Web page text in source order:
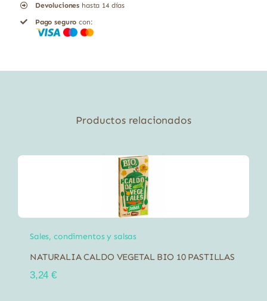
Devoluciones hasta 14 días
Pago seguro con:
Productos relacionados
Sales, condimentos y salsas
NATURALIA CALDO VEGETAL BIO 10 PASTILLAS
3,24€